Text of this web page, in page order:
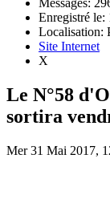
Messages:
Enregistré le:
Localisation:
Site Internet
X
Le N°58
sortira
Mer 31 Mai 2017,